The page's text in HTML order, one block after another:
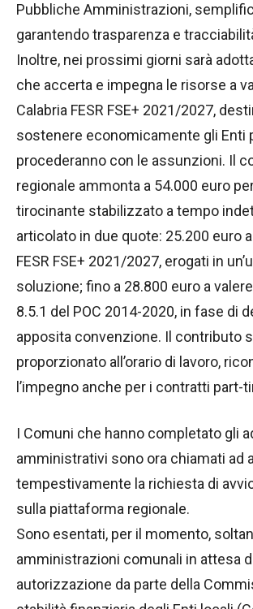
Pubbliche Amministrazioni,
garantendo trasparenza e
Inoltre, nei prossimi giorni sarà
che accerta e impegna le risorse a
Calabria FESR FSE+ 2021/2027,
sostenere economicamente gli Enti
procederanno con le assunzioni. Il
regionale ammonta a 54.000 euro
tirocinante stabilizzato a tempo
articolato in due quote: 25.200 euro
FESR FSE+ 2021/2027, erogati in
soluzione; fino a 28.800 euro a
8.5.1 del POC 2014-2020, in fase di
apposita convenzione. Il contributo
proporzionato all’orario di lavoro,
l’impegno anche per i contratti part-
I Comuni che hanno completato gli
amministrativi sono ora chiamati ad
tempestivamente la richiesta di
sulla piattaforma regionale.
Sono esentati, per il momento,
amministrazioni comunali in attesa
autorizzazione da parte della